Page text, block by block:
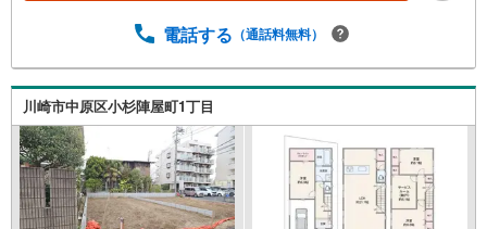
上65歳以下で完済時満80歳未満の方・返済期間/35年・利
-2.205％（35年）の適用を受けた場合・保証料/0円・事務
手数料/融資金額2％に消費税を加算した金額※金利は2026年
4月時点のものであり、実際の適用金利は融資実行時のもの
となります。※金利は年2回
電話する （通話料無料）
川崎市中原区小杉陣屋町1丁目